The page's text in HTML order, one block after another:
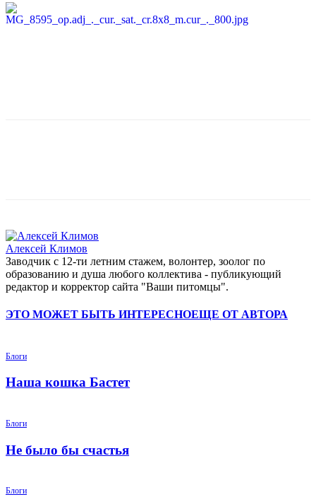
Алексей Климов
Заводчик c 12-ти летним стажем, волонтер, зоолог по
образованию и душа любого коллектива - публикующий
редактор и корректор сайта "Ваши питомцы".
ЭТО МОЖЕТ БЫТЬ ИНТЕРЕСНОЕЩЕ ОТ АВТОРА
Блоги
Наша кошка Бастет
Блоги
Не было бы счастья
Блоги